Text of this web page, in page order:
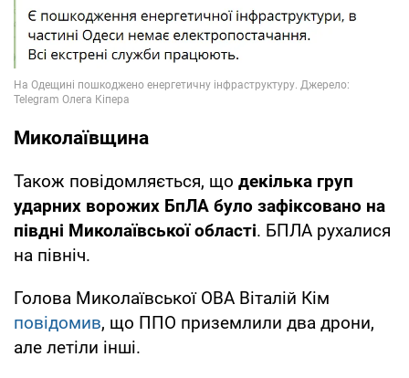
Миколаївщина
Також повідомляється, що декілька груп
ударних ворожих БпЛА було зафіксовано на
півдні Миколаївської області. БПЛА рухалися
на північ.
Голова Миколаївської ОВА Віталій Кім
повідомив, що ППО приземлили два дрони,
але летіли інші.